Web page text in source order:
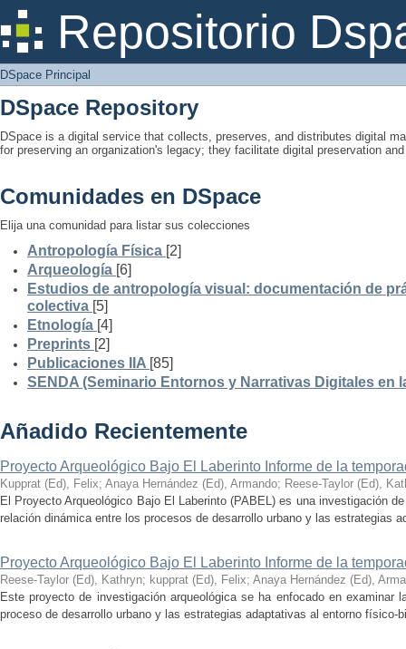
Repositorio
DSpace Principal
DSpace Principal
DSpace Repository
DSpace is a digital service that collects, preserves, and distributes digital
for preserving an organization's legacy; they facilitate digital preservation
Comunidades en DSpace
Elija una comunidad para listar sus colecciones
Antropología Física [2]
Arqueología [6]
Estudios de antropología visual: documentación de
colectiva [5]
Etnología [4]
Preprints [2]
Publicaciones IIA [85]
SENDA (Seminario Entornos y Narrativas Digitales en
Añadido Recientemente
Proyecto Arqueológico Bajo El Laberinto Informe de la
Kupprat (Ed), Felix; Anaya Hernández (Ed), Armando; Reese-Taylor (Ed),
El Proyecto Arqueológico Bajo El Laberinto (PABEL) es una investigación
relación dinámica entre los procesos de desarrollo urbano y las estrategias
Proyecto Arqueológico Bajo El Laberinto Informe de la
Reese-Taylor (Ed), Kathryn; kupprat (Ed), Felix; Anaya Hernández (Ed),
Este proyecto de investigación arqueológica se ha enfocado en examinar
proceso de desarrollo urbano y las estrategias adaptativas al entorno físico-